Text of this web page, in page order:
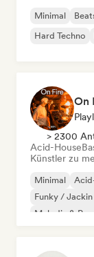
Minimal
Hard Techno
On
> 2300
Acid-House
Künstler zu
Minimal
Funky /
Melodic &